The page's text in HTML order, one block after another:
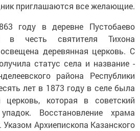
приглашаются все желающие.
году в деревне Пустобаево
в честь святителя Тихона
деревянная церковь. С
статус села и название -
района Республики
лет в 1873 году в селе была
церковь, которая в советский
Восстановление храма
Указом Архиепископа Казанского